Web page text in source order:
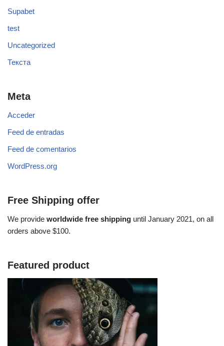
Supabet
test
Uncategorized
Текста
Meta
Acceder
Feed de entradas
Feed de comentarios
WordPress.org
Free Shipping offer
We provide worldwide free shipping until January 2021, on all
orders above $100.
Featured product